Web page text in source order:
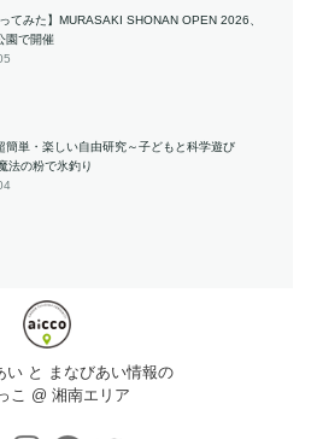
ってみた】MURASAKI SHONAN OPEN 2026、
園で開催
簡単・楽しい自由研究～子どもと科学遊び
法の粉で氷釣り
い と まなびあい情報の
こ @ 湘南エリア